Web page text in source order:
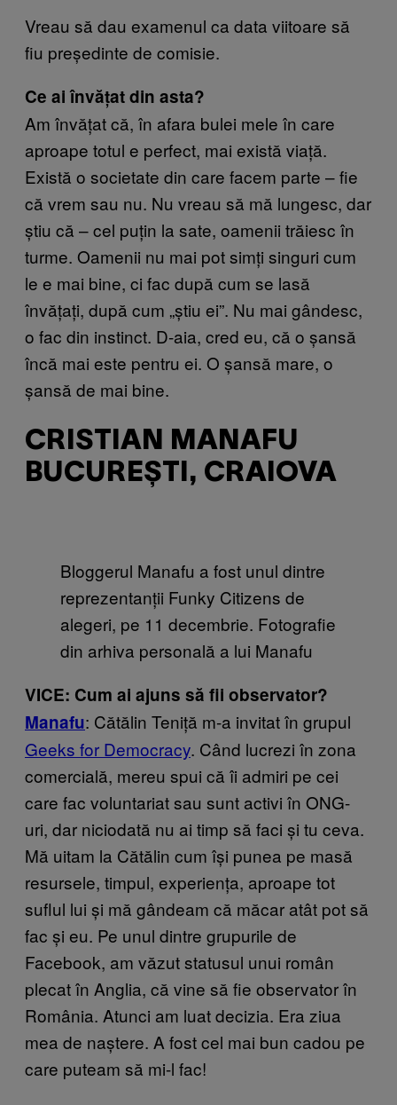
Vreau să dau examenul ca data viitoare să
fiu președinte de comisie.
Ce ai învățat din asta?
Am învățat că, în afara bulei mele în care
aproape totul e perfect, mai există viață.
Există o societate din care facem parte – fie
că vrem sau nu. Nu vreau să mă lungesc, dar
știu că – cel puțin la sate, oamenii trăiesc în
turme. Oamenii nu mai pot simți singuri cum
le e mai bine, ci fac după cum se lasă
învățați, după cum „știu ei”. Nu mai gândesc,
o fac din instinct. D-aia, cred eu, că o șansă
încă mai este pentru ei. O șansă mare, o
șansă de mai bine.
CRISTIAN MANAFU
BUCUREȘTI, CRAIOVA
Bloggerul Manafu a fost unul dintre
reprezentanții Funky Citizens de
alegeri, pe 11 decembrie. Fotografie
din arhiva personală a lui Manafu
VICE: Cum ai ajuns să fii observator?
Manafu: Cătălin Teniță m-a invitat în grupul
Geeks for Democracy. Când lucrezi în zona
comercială, mereu spui că îi admiri pe cei
care fac voluntariat sau sunt activi în ONG-
uri, dar niciodată nu ai timp să faci și tu ceva.
Mă uitam la Cătălin cum își punea pe masă
resursele, timpul, experiența, aproape tot
suflul lui și mă gândeam că măcar atât pot să
fac și eu. Pe unul dintre grupurile de
Facebook, am văzut statusul unui român
plecat în Anglia, că vine să fie observator în
România. Atunci am luat decizia. Era ziua
mea de naștere. A fost cel mai bun cadou pe
care puteam să mi-l fac!